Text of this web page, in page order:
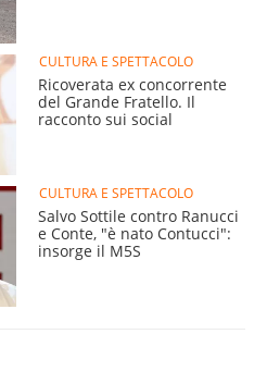
CULTURA E SPETTACOLO
Ricoverata ex concorrente
del Grande Fratello. Il
racconto sui social
CULTURA E SPETTACOLO
Salvo Sottile contro Ranucci
e Conte, "è nato Contucci":
insorge il M5S